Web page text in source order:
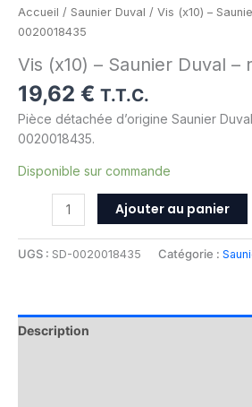
Accueil / Saunier Duval / Vis (x10) –
0020018435
Vis (x10) – Saunier Duval –
19,62 € T.T.C.
Pièce détachée d’origine Saunier
0020018435.
Disponible sur commande
Ajouter au panier
UGS : SD-0020018435 Catégorie :
Description